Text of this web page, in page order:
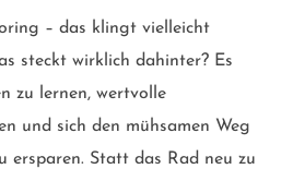
– das klingt vielleicht
steckt wirklich dahinter? Es
zu lernen, wertvolle
und sich den mühsamen Weg
ersparen. Statt das Rad neu zu